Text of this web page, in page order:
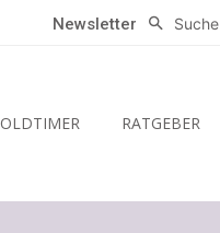
Newsletter Suche
OLDTIMER RATGEBER